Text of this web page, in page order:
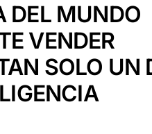
DEL MUNDO
VENDER
SOLO UN